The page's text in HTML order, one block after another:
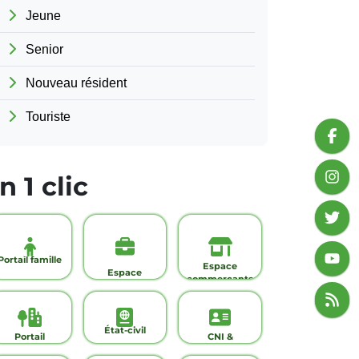
Jeune
Senior
Nouveau résident
Touriste
1 clic
famille
Espace
Espace
commerçants
Portail
État-civil
CNI &